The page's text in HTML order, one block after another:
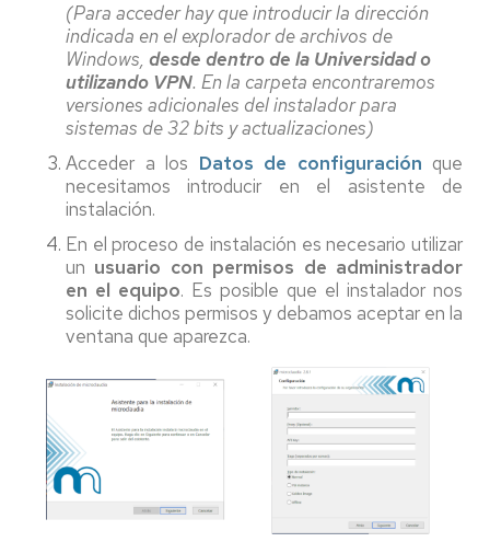
(Para acceder hay que introducir la dirección
indicada en el explorador de archivos de
Windows, desde dentro de la Universidad o
utilizando VPN. En la carpeta encontraremos
versiones adicionales del instalador para
sistemas de 32 bits y actualizaciones)
Acceder a los Datos de configuración que
necesitamos introducir en el asistente de
instalación.
En el proceso de instalación es necesario utilizar
un usuario con permisos de administrador
en el equipo. Es posible que el instalador nos
solicite dichos permisos y debamos aceptar en la
ventana que aparezca.